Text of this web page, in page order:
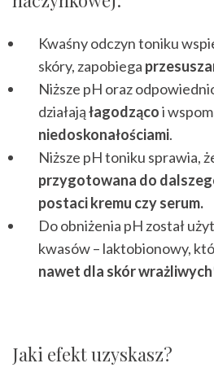
Kwaśny odczyn toniku
skóry, zapobiega
Niższe pH oraz
działająłagodzącoi
niedoskonałościami.
Niższe pH toniku sprawia,
przygotowana do
postaci kremu czy serum.
Do obniżenia pH został
kwasów – laktobionowy,
nawet dla skór wrażliwych
Jaki efekt uzyskasz?